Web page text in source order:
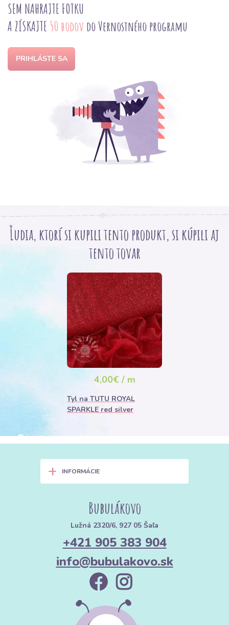
SEM NAHRAJTE FOTKU
A ZÍSKAJTE 50 bodov do Vernostného programu
PRIHLÁSTE SA
Ľudia, ktorí si kupili tento produkt, si kúpili aj
tento tovar
4,00€ / m
Tyl na TUTU ROYAL
SPARKLE red silver
+ INFORMÁCIE
Bubulákovo
Lužná 2320/6, 927 05 Šaľa
+421 905 383 904
info@bubulakovo.sk